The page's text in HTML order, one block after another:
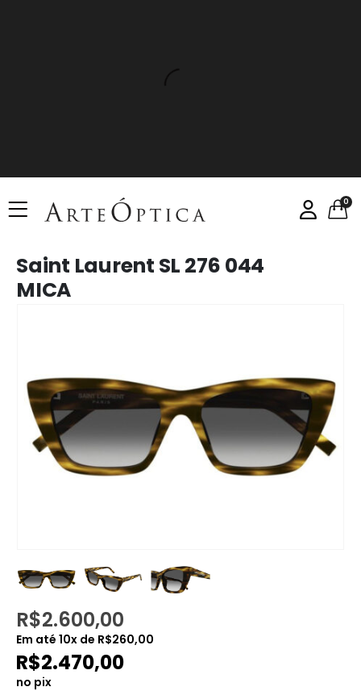
0
Saint Laurent SL 276 044
MICA
R$2.600,00
Em até 10x de R$260,00
R$2.470,00
no pix